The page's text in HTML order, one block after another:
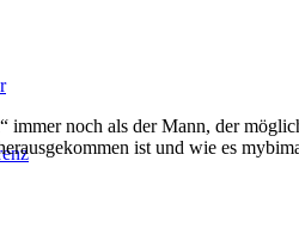
noch als der Mann, der
ist und wie es